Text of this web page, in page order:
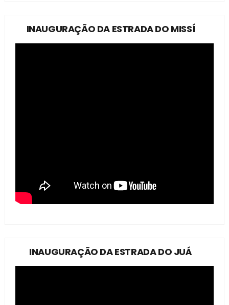
INAUGURAÇÃO DA ESTRADA DO MISSÍ
INAUGURAÇÃO DA ESTRADA DO JUÁ